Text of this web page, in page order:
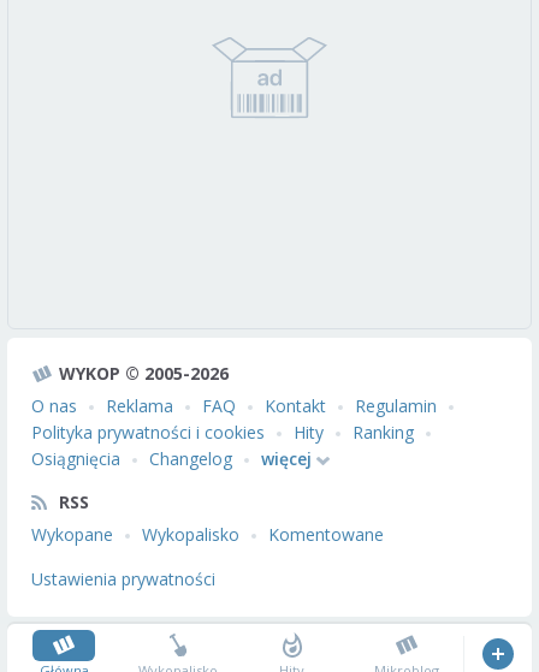
WYKOP © 2005-2026
O nas
Reklama FAQ Kontakt
Regulamin
Polityka prywatności i cookies
Hity
Ranking
Osiągnięcia
Changelog
więcej
RSS
Wykopane
Wykopalisko
Komentowane
Ustawienia prywatności